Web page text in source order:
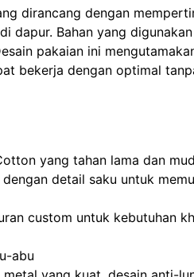
dirancang dengan
dapur. Bahan yang
pakaian ini
bekerja dengan optimal
yang tahan lama dan
detail saku untuk
custom untuk kebutuhan
abu